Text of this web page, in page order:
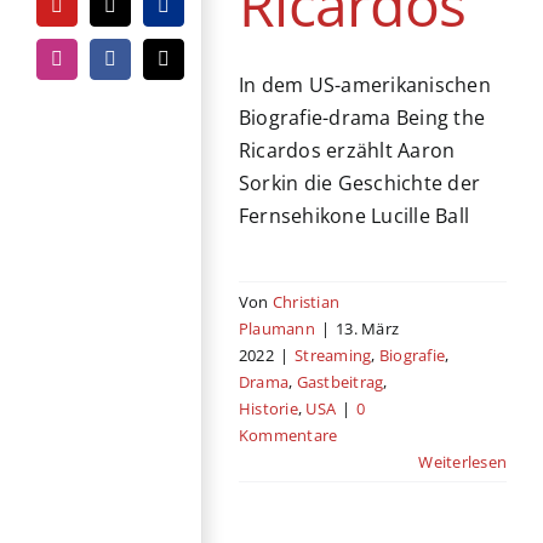
YouTubeTiktokPayPal
InstagramFacebook
E-
Mail
In dem US-amerikanischen
Biografie-drama Being the
Ricardos erzählt Aaron
Sorkin die Geschichte der
Fernsehikone Lucille Ball
Von Christian
Plaumann | 13. März
2022 | Streaming, Biografie,
Drama, Gastbeitrag,
Historie, USA | 0
Kommentare
Weiterlesen